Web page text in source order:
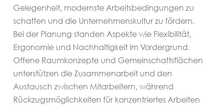
Gelegenheit, modernste Arbeitsbedingungen zu
schaffen und die Unternehmenskultur zu fördern.
Bei der Planung standen Aspekte wie Flexibilität,
Ergonomie und Nachhaltigkeit im Vordergrund.
Offene Raumkonzepte und Gemeinschaftsflächen
unterstützen die Zusammenarbeit und den
Austausch zwischen Mitarbeitern, während
Rückzugsmöglichkeiten für konzentriertes Arbeiten